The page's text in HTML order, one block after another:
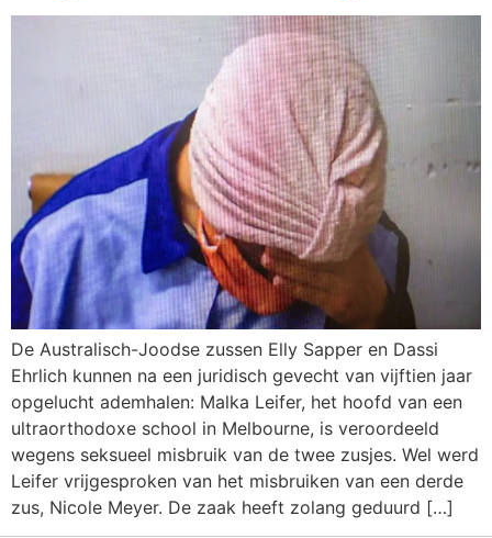
De Australisch-Joodse zussen Elly Sapper en Dassi
Ehrlich kunnen na een juridisch gevecht van vijftien jaar
opgelucht ademhalen: Malka Leifer, het hoofd van een
ultraorthodoxe school in Melbourne, is veroordeeld
wegens seksueel misbruik van de twee zusjes. Wel werd
Leifer vrijgesproken van het misbruiken van een derde
zus, Nicole Meyer. De zaak heeft zolang geduurd […]